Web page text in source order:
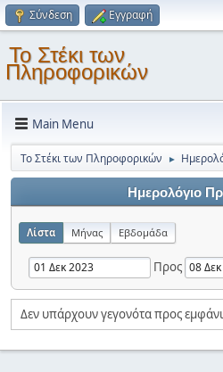
Σύνδεση Εγγραφή
Το Στέκι των
Πληροφορικών
Main Menu
Το Στέκι των Πληροφορικών ►
Ημερολόγιο
Λίστα Μήνας Εβδομάδα
Προς
Δεν υπάρχουν γεγονότα προς